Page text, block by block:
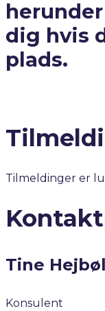
dig hvis
plads.
Tilmeldinger er
Tine
Konsulent